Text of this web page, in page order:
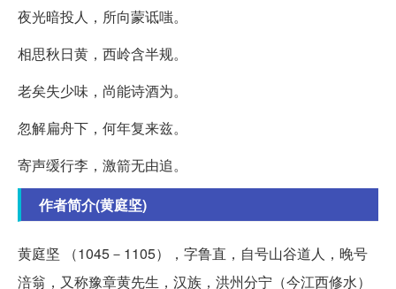
夜光暗投人，所向蒙诋嗤。
相思秋日黄，西岭含半规。
老矣失少味，尚能诗酒为。
忽解扁舟下，何年复来兹。
寄声缓行李，激箭无由追。
作者简介(黄庭坚)
黄庭坚 （1045－1105），字鲁直，自号山谷道人，晚号
涪翁，又称豫章黄先生，汉族，洪州分宁（今江西修水）